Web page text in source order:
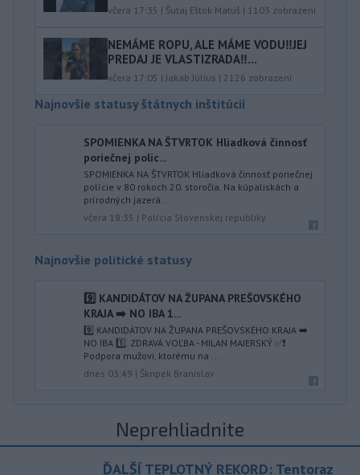
včera 17:35 | Šutaj Eštok Matúš | 1103 zobrazení
NEMÁME ROPU, ALE MÁME VODU‼️JEJ
PREDAJ JE VLASTIZRADA‼️...
včera 17:05 |Jakab Július | 2126 zobrazení
Najnovšie statusy štátnych inštitúcií
SPOMIENKA NA ŠTVRTOK Hliadková činnosť
poriečnej políc...
SPOMIENKA NA ŠTVRTOK Hliadková činnosť poriečnej
polície v 80 rokoch 20. storočia. Na kúpaliskách a
prírodných jazerá...
včera 18:35 | Polícia Slovenskej republiky
Najnovšie politické statusy
9️⃣ KANDIDÁTOV NA ŽUPANA PREŠOVSKÉHO
KRAJA ➡️ NO IBA 1️...
9️⃣ KANDIDÁTOV NA ŽUPANA PREŠOVSKÉHO KRAJA ➡️
NO IBA 1️⃣. ZDRAVÁ VOĽBA - MILAN MAJERSKÝ ✅️❗️
Podpora mužovi, ktorému na ...
dnes 03:49 | Škripek Branislav
Neprehliadnite
ĎALŠÍ TEPLOTNÝ REKORD: Tentoraz